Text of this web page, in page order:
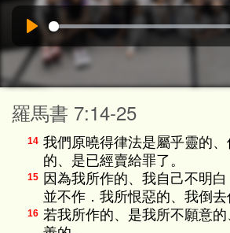
羅馬書 7:14-25
14 我們原曉得律法是屬乎靈的
的、是已經賣給罪了。
15
因為我所作的、我自己不明
並不作．我所恨惡的、我倒去
16 若我所作的、是我所不願意